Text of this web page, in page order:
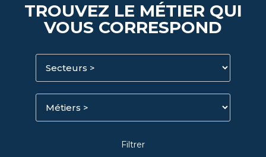
TROUVEZ LE MÉTIER QUI
VOUS CORRESPOND